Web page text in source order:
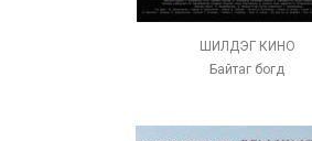
ШИЛДЭГ КИНО
Байтаг богд